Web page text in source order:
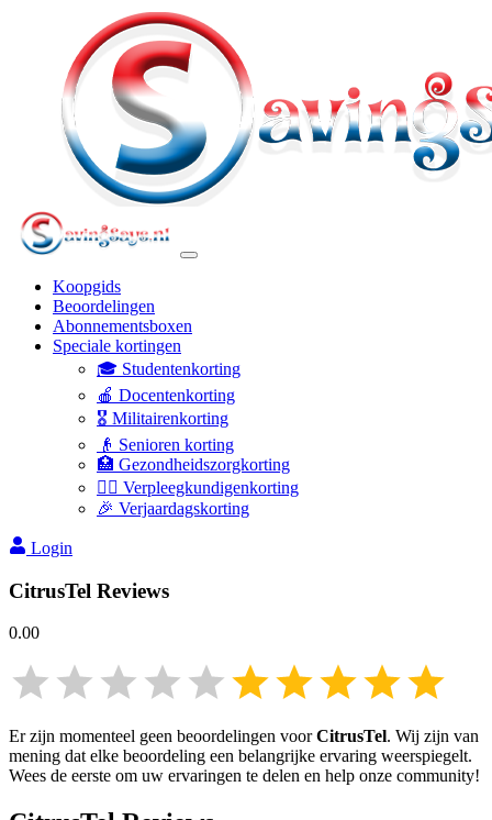
Koopgids
Beoordelingen
Abonnementsboxen
Speciale kortingen
🎓 Studentenkorting
🍎 Docentenkorting
🎖️ Militairenkorting
👴 Senioren korting
🏥 Gezondheidszorgkorting
👩‍⚕️ Verpleegkundigenkorting
🎉 Verjaardagskorting
Login
CitrusTel Reviews
0.00
Er zijn momenteel geen beoordelingen voorCitrusTel. Wij zijn van
mening dat elke beoordeling een belangrijke ervaring weerspiegelt.
Wees de eerste om uw ervaringen te delen en help onze community!